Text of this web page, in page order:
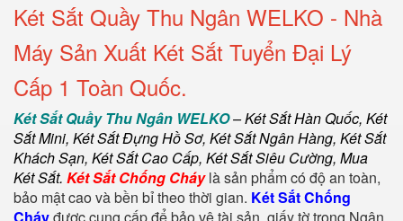
Két Sắt Quầy Thu Ngân WELKO - Nhà
Máy Sản Xuất Két Sắt Tuyển Đại Lý
Cấp 1 Toàn Quốc.
Két Sắt Quầy Thu Ngân WELKO–Két Sắt Hàn Quốc, Két
Sắt Mini, Két Sắt Đựng Hồ Sơ, Két Sắt Ngân Hàng, Két Sắt
Khách Sạn, Két Sắt Cao Cấp, Két Sắt Siêu Cường, Mua
Két Sắt. Két Sắt Chống Cháylà sản phẩm có độ an toàn,
bảo mật cao và bền bỉ theo thời gian. Két Sắt Chống